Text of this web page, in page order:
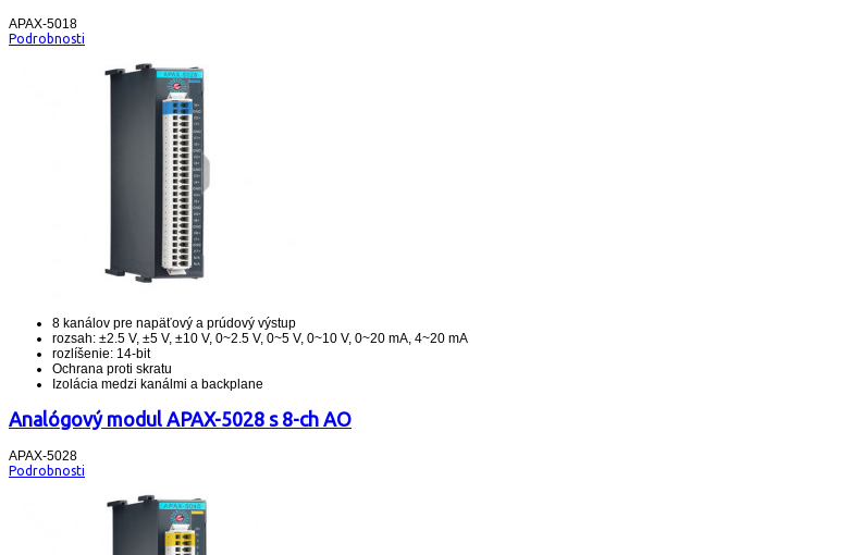
APAX-5018
Podrobnosti
8 kanálov pre napäťový a prúdový výstup
rozsah: ±2.5 V, ±5 V, ±10 V, 0~2.5 V, 0~5 V, 0~10 V, 0~20 mA, 4~20 mA
rozlíšenie: 14-bit
Ochrana proti skratu
Izolácia medzi kanálmi a backplane
Analógový modul APAX-5028 s 8-ch AO
APAX-5028
Podrobnosti